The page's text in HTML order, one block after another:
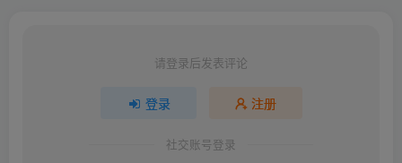
请登录后发表评论
登录 注册
社交账号登录